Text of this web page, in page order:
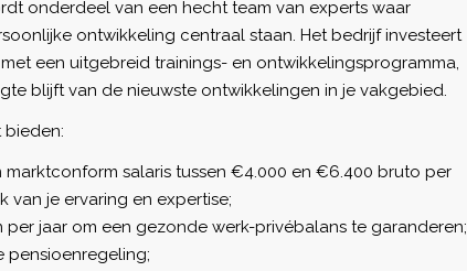
onderdeel van een hecht team van experts waar
ontwikkeling centraal staan. Het bedrijf investeert
een uitgebreid trainings- en ontwikkelingsprogramma,
blijft van de nieuwste ontwikkelingen in je vakgebied.
bieden:
marktconform salaris tussen €4.000 en €6.400 bruto per
van je ervaring en expertise;
per jaar om een gezonde werk-privébalans te garanderen;
pensioenregeling;